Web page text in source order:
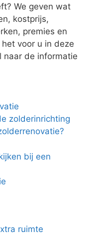
We geven wat
kostprijs,
premies en
voor u in deze
naar de informatie
zolderinrichting
bij een
ruimte